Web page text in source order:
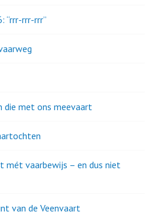
“rrr-rrr-rrr”
die met ons meevaart
mét vaarbewijs – en dus niet
van de Veenvaart